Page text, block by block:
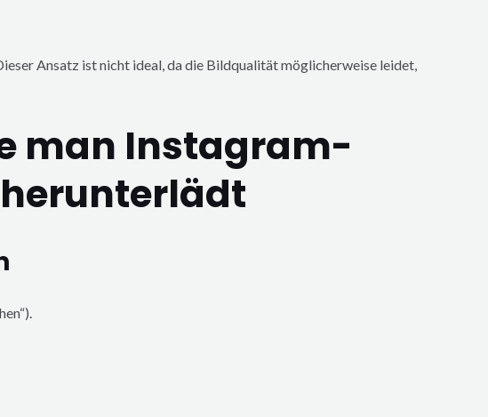
Ansatz ist nicht ideal, da die Bildqualität möglicherweise leidet,
man Instagram-